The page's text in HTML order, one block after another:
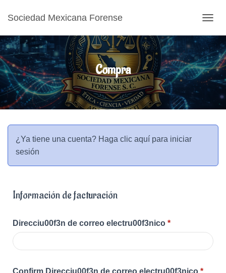
Sociedad Mexicana Forense
Compra
¿Ya tiene una cuenta? Haga clic aquí para iniciar
sesión
Información de facturación
Direcciu00f3n de correo electru00f3nico *
Confirm Direcciu00f3n de correo electru00f3nico *